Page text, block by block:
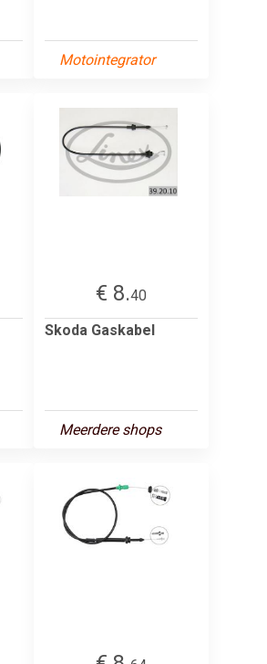
Motointegrator
€ 8.40
Skoda Gaskabel
Meerdere shops